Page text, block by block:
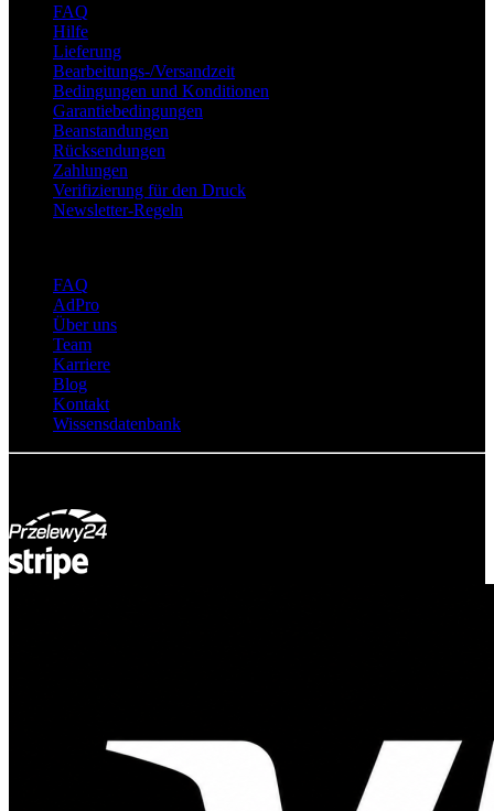
FAQ
Hilfe
Lieferung
Bearbeitungs-/Versandzeit
Bedingungen und Konditionen
Garantiebedingungen
Beanstandungen
Rücksendungen
Zahlungen
Verifizierung für den Druck
Newsletter-Regeln
FAQ
AdPro
Über uns
Team
Karriere
Blog
Kontakt
Wissensdatenbank